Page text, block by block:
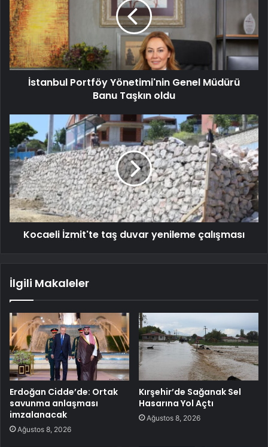
İstanbul Portföy Yönetimi'nin Genel Müdürü
Banu Taşkın oldu
Kocaeli İzmit'te taş duvar yenileme çalışması
İlgili Makaleler
Erdoğan Cidde’de: Ortak
savunma anlaşması
imzalanacak
Ağustos 8, 2026
Kırşehir’de Sağanak Sel
Hasarına Yol Açtı
Ağustos 8, 2026